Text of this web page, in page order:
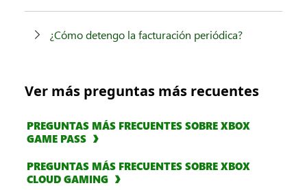
¿Cómo detengo la facturación periódica?
Ver más preguntas más recuentes
PREGUNTAS MÁS FRECUENTES SOBRE XBOX
GAME PASS
PREGUNTAS MÁS FRECUENTES SOBRE XBOX
CLOUD GAMING